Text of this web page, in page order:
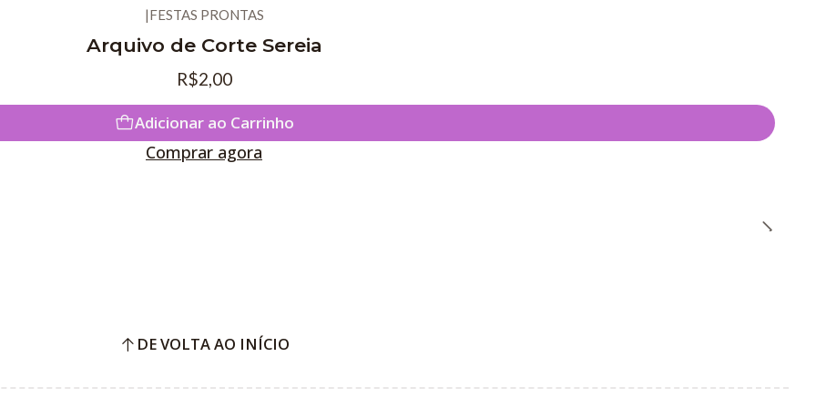
|FESTAS PRONTAS
Arquivo de Corte Sereia
R$2,00
Adicionar ao Carrinho
Comprar agora
DE VOLTA AO INÍCIO